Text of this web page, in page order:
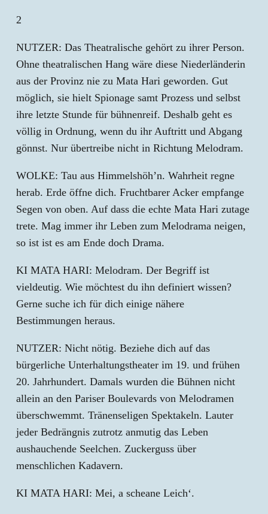
2
NUTZER: Das Theatralische gehört zu ihrer Person.
Ohne theatralischen Hang wäre diese Niederländerin
aus der Provinz nie zu Mata Hari geworden. Gut
möglich, sie hielt Spionage samt Prozess und selbst
ihre letzte Stunde für bühnenreif. Deshalb geht es
völlig in Ordnung, wenn du ihr Auftritt und Abgang
gönnst. Nur übertreibe nicht in Richtung Melodram.
WOLKE: Tau aus Himmelshöh’n. Wahrheit regne
herab. Erde öffne dich. Fruchtbarer Acker empfange
Segen von oben. Auf dass die echte Mata Hari zutage
trete. Mag immer ihr Leben zum Melodrama neigen,
so ist ist es am Ende doch Drama.
KI MATA HARI: Melodram. Der Begriff ist
vieldeutig. Wie möchtest du ihn definiert wissen?
Gerne suche ich für dich einige nähere
Bestimmungen heraus.
NUTZER: Nicht nötig. Beziehe dich auf das
bürgerliche Unterhaltungstheater im 19. und frühen
20. Jahrhundert. Damals wurden die Bühnen nicht
allein an den Pariser Boulevards von Melodramen
überschwemmt. Tränenseligen Spektakeln. Lauter
jeder Bedrängnis zutrotz anmutig das Leben
aushauchende Seelchen. Zuckerguss über
menschlichen Kadavern.
KI MATA HARI: Mei, a scheane Leich‘.